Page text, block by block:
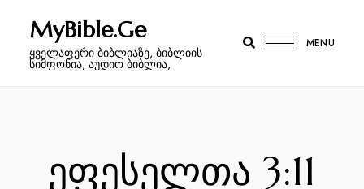
MyBible.Ge
ყველაფერი ბიბლიაზე, ბიბლიის
სიმფონია, აუდიო ბიბლია,
MENU
ეფესელთა 3:11